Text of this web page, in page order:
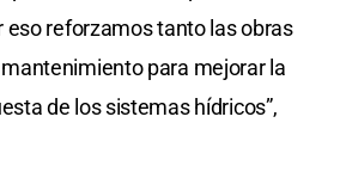
eso reforzamos tanto las obras
para mejorar la
de los sistemas hídricos”,